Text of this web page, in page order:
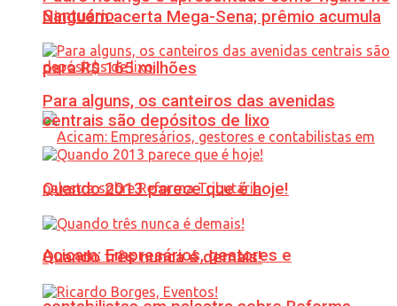
Ninguém acerta Mega-Sena; prêmio acumula
para R$ 165 milhões
Acicam: Empresários, gestores e
Santuário
Para alguns, os canteiros das avenidas
centrais são depósitos de lixo
Quando 2013 parece que é hoje!
Quando três nunca é demais!